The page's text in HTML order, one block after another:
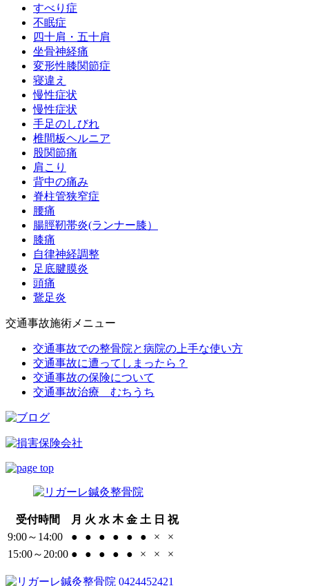
すべり症
不眠症
四十肩・五十肩
坐骨神経痛
変形性膝関節症
寝違え
慢性症状
慢性症状
手足のしびれ
椎間板ヘルニア
股関節痛
肩こり
背中の痛み
脊柱管狭窄症
腰痛
腸脛靭帯炎(ランナー膝）
膝痛
自律神経調整
足底腱膜炎
頭痛
鵞足炎
交通事故施術メニュー
交通事故での整骨院と病院の上手な使い方
交通事故に遭ってしまったら？
交通事故の保険について
交通事故治療 むちうち
受付時間 月 火 水 木 金 土 日 祝
9:00～14:00
● ● ● ● ● ● ×
×
15:00～20:00 ● ● ● ● ● × × ×